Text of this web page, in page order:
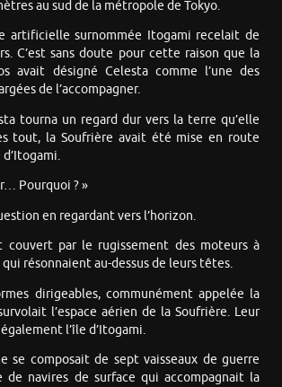
au sud de la métropole de Tokyo.
artificielle surnommée Itogami recelait de
C’est sans doute pour cette raison que la
avait désigné Celesta comme l’une des
de l’accompagner.
tourna un regard dur vers la terre qu’elle
tout, la Soufrière avait été mise en route
Pourquoi ? »
en regardant vers l’horizon.
couvert par le rugissement des moteurs à
résonnaient au-dessus de leurs têtes.
dirigeables, communément appelée la
l’espace aérien de la Soufrière. Leur
l’île d’Itogami.
se composait de sept vaisseaux de guerre
de navires de surface qui accompagnait la